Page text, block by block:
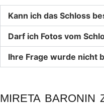
Kann ich das Schloss
Darf ich Fotos vom
Ihre Frage wurde nicht
MIRETA BARONIN